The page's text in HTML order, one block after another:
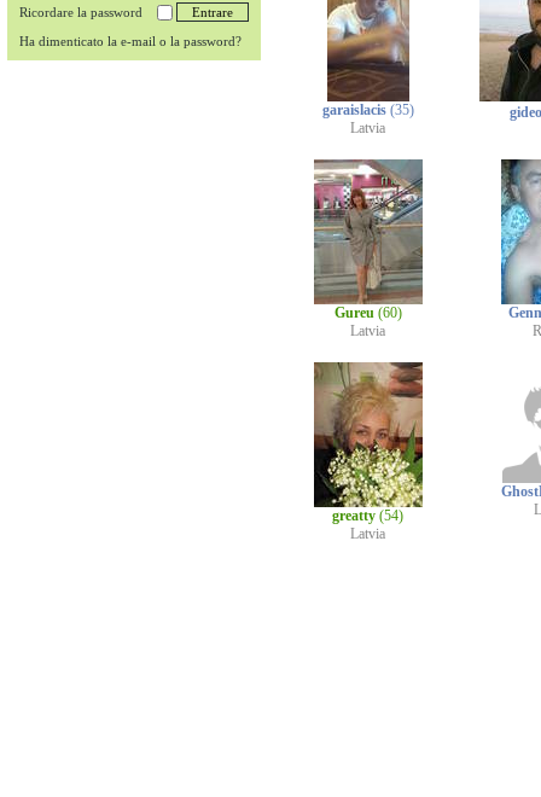
Ricordare la password
Ha dimenticato la e-mail o la password?
garaislacis (35)
Latvia
Gureu (60)
Latvia
greatty (54)
Latvia